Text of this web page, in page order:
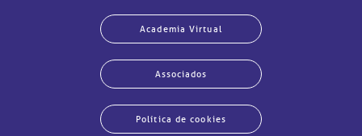
Academia Virtual
Associados
Política de cookies